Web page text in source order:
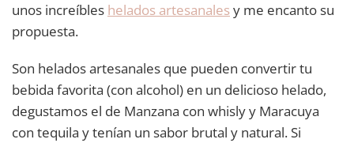
unos increíbles helados artesanalesy me encanto su
propuesta.
Son helados artesanales que pueden convertir tu
bebida favorita (con alcohol) en un delicioso helado,
degustamos el de Manzana con whisly y Maracuya
con tequila y tenían un sabor brutal y natural. Si